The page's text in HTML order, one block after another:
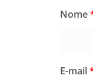
Nome
E-mail